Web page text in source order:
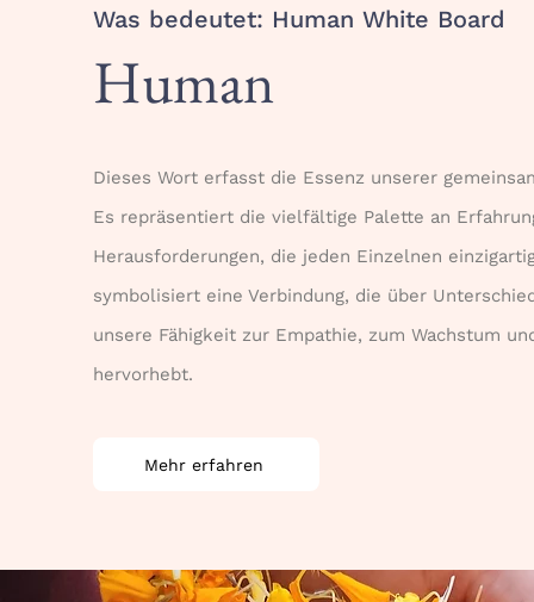
Was bedeutet: Human White Board
Human
Dieses Wort erfasst die Essenz unserer
Es repräsentiert die vielfältige Palette an
Herausforderungen, die jeden Einzelnen
symbolisiert eine Verbindung, die über
unsere Fähigkeit zur Empathie, zum Wachstum
hervorhebt.
Mehr erfahren